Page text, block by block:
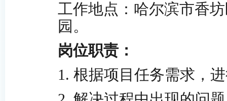
工作地点： 哈尔滨市香
园。
岗位职责：
1. 根据项目任务需求，